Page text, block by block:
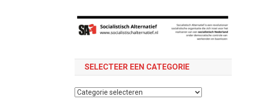
SELECTEER EEN CATEGORIE
Selecteer